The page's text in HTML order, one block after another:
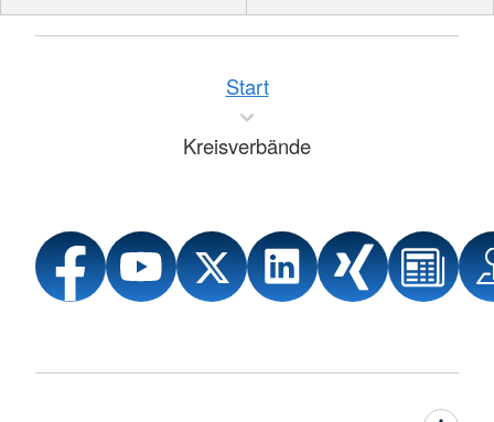
Start
Kreisverbände